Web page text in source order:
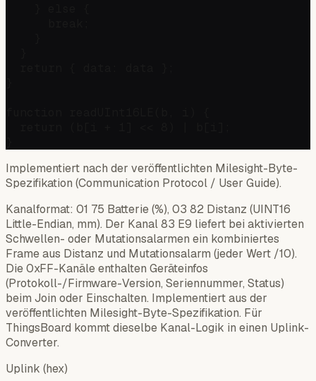
Implementiert nach der veröffentlichten Milesight-Byte-
Spezifikation (Communication Protocol / User Guide).
Kanalformat: 01 75 Batterie (%), 03 82 Distanz (UINT16
Little-Endian, mm). Der Kanal 83 E9 liefert bei aktivierten
Schwellen- oder Mutationsalarmen ein kombiniertes
Frame aus Distanz und Mutationsalarm (jeder Wert /10).
Die 0xFF-Kanäle enthalten Geräteinfos
(Protokoll-/Firmware-Version, Seriennummer, Status)
beim Join oder Einschalten. Implementiert aus der
veröffentlichten Milesight-Byte-Spezifikation. Für
ThingsBoard kommt dieselbe Kanal-Logik in einen Uplink-
Converter.
Uplink (hex)